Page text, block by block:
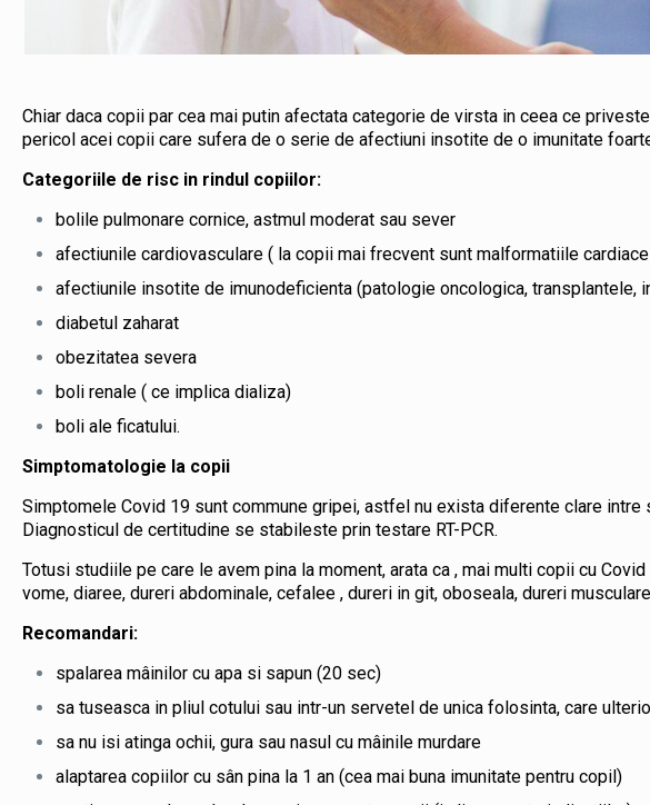
Chiar daca copii par cea mai putin afectata categorie de virsta in ceea ce
pericol acei copii care sufera de o serie de afectiuni insotite de o imunitate
Categoriile de risc in rindul copiilor:
bolile pulmonare cornice, astmul moderat sau sever
afectiunile cardiovasculare ( la copii mai frecvent sunt malformatiile
afectiunile insotite de imunodeficienta (patologie oncologica, transplantele,
diabetul zaharat
obezitatea severa
boli renale ( ce implica dializa)
boli ale ficatului.
Simptomatologie la copii
Simptomele Covid 19 sunt commune gripei, astfel nu exista diferente clare
Diagnosticul de certitudine se stabileste prin testare RT-PCR.
Totusi studiile pe care le avem pina la moment, arata ca , mai multi copii cu
vome, diaree, dureri abdominale, cefalee , dureri in git, oboseala, dureri
Recomandari:
spalarea mâinilor cu apa si sapun (20 sec)
sa tuseasca in pliul cotului sau intr-un servetel de unica folosinta, care
sa nu isi atinga ochii, gura sau nasul cu mâinile murdare
alaptarea copiilor cu sân pina la 1 an (cea mai buna imunitate pentru copil)